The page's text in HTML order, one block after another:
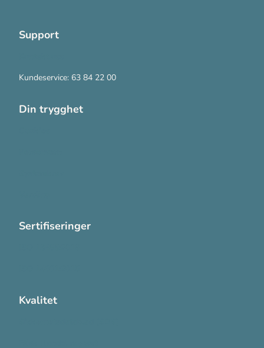
Support
Kundeservice: 63 84 22 00
Din trygghet
Sertifiseringer
Kvalitet